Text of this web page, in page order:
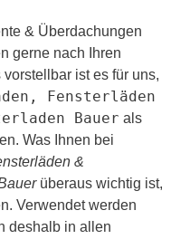
& Überdachungen
gerne nach Ihren
ist es für uns,
Fensterläden
Bauer als
Was Ihnen bei
&
überaus wichtig ist,
Verwendet werden
deshalb in allen